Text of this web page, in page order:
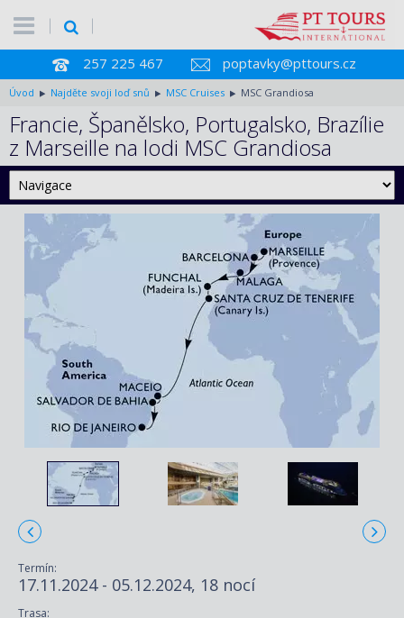
257 225 467 poptavky@pttours.cz
Úvod Najděte svoji loď snů MSC Cruises MSC Grandiosa
Francie, Španělsko, Portugalsko, Brazílie
z Marseille na lodi MSC Grandiosa
Termín:
17.11.2024 - 05.12.2024, 18 nocí
Trasa: